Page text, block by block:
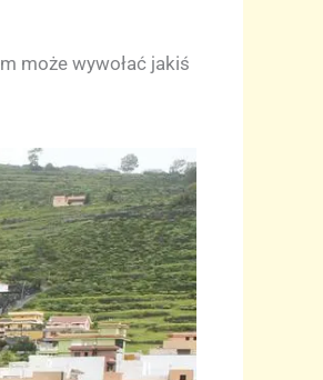
może wywołać jakiś